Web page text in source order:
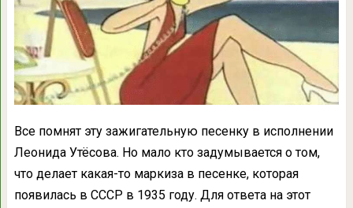
Все помнят эту зажигательную песенку в исполнении
Леонида Утёсова. Но мало кто задумывается о том,
что делает какая-то маркиза в песенке, которая
появилась в СССР в 1935 году. Для ответа на этот